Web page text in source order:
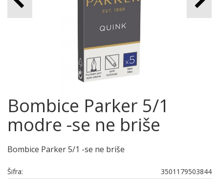
Bombice Parker 5/1
modre -se ne briše
Bombice Parker 5/1 -se ne briše
Šifra:
3501179503844